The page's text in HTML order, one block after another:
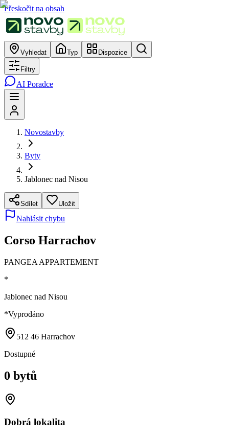
Přeskočit na obsah
Vyhledat Typ Dispozice
Filtry
AI Poradce
Novostavby
Byty
Jablonec nad Nisou
Sdílet Uložit
Nahlásit chybu
Corso Harrachov
PANGEA APPARTEMENT
*
Jablonec nad Nisou
*Vyprodáno
512 46 Harrachov
Dostupné
0 bytů
Dobrá lokalita